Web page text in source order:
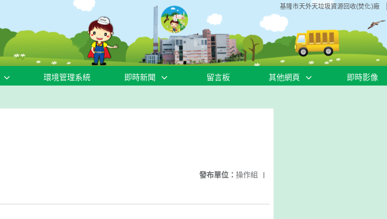
基隆市天外天垃圾資源回收(焚化)廠
環境管理系統 即時新聞 留言板 其他網頁 即時影像
發布單位： 操作組 |